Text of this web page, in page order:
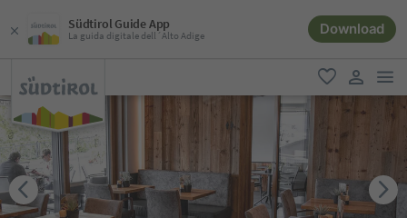
Südtirol Guide App
La guida digitale dell´Alto Adige Download
favoriti
user link